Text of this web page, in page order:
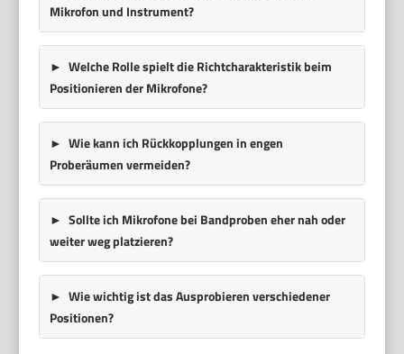
Mikrofon und Instrument?
Welche Rolle spielt die Richtcharakteristik beim
Positionieren der Mikrofone?
Wie kann ich Rückkopplungen in engen
Proberäumen vermeiden?
Sollte ich Mikrofone bei Bandproben eher nah oder
weiter weg platzieren?
Wie wichtig ist das Ausprobieren verschiedener
Positionen?